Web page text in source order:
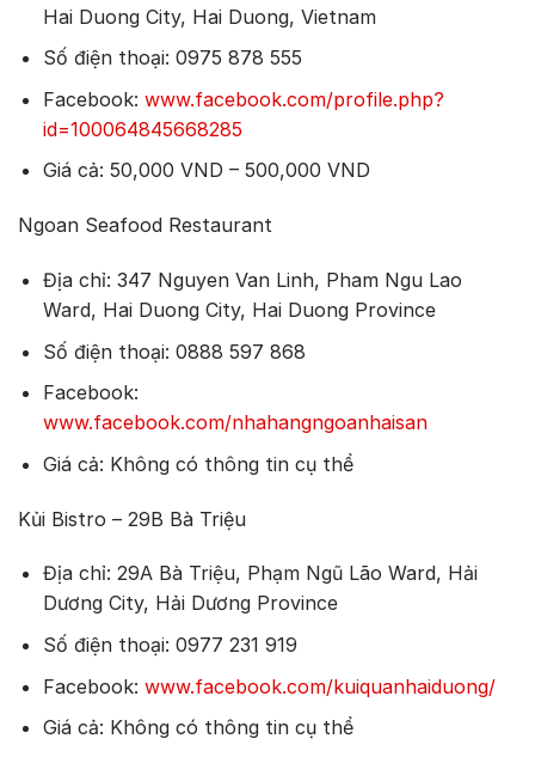
Hai Duong City, Hai Duong, Vietnam
Số điện thoại: 0975 878 555
Facebook: www.facebook.com/profile.php?
id=100064845668285
Giá cả: 50,000 VND – 500,000 VND
Ngoan Seafood Restaurant
Địa chỉ: 347 Nguyen Van Linh, Pham Ngu Lao
Ward, Hai Duong City, Hai Duong Province
Số điện thoại: 0888 597 868
Facebook:
www.facebook.com/nhahangngoanhaisan
Giá cả: Không có thông tin cụ thể
Kủi Bistro – 29B Bà Triệu
Địa chỉ: 29A Bà Triệu, Phạm Ngũ Lão Ward, Hải
Dương City, Hải Dương Province
Số điện thoại: 0977 231 919
Facebook: www.facebook.com/kuiquanhaiduong/
Giá cả: Không có thông tin cụ thể